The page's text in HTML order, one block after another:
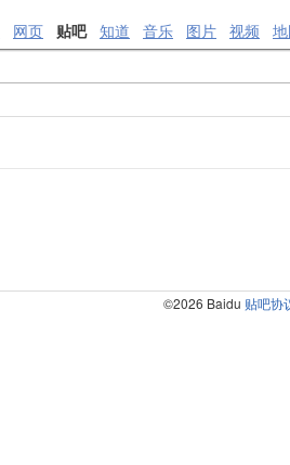
网页 贴吧 知道 音乐 图片 视频
©2026 Baidu 贴吧协